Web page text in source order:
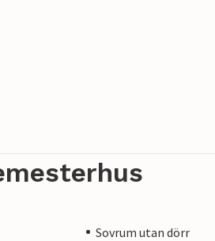
Sovrum utan dörr